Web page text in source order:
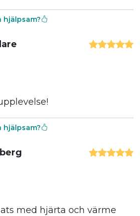
hjälpsam?
hjälpsam?
med hjärta och värme